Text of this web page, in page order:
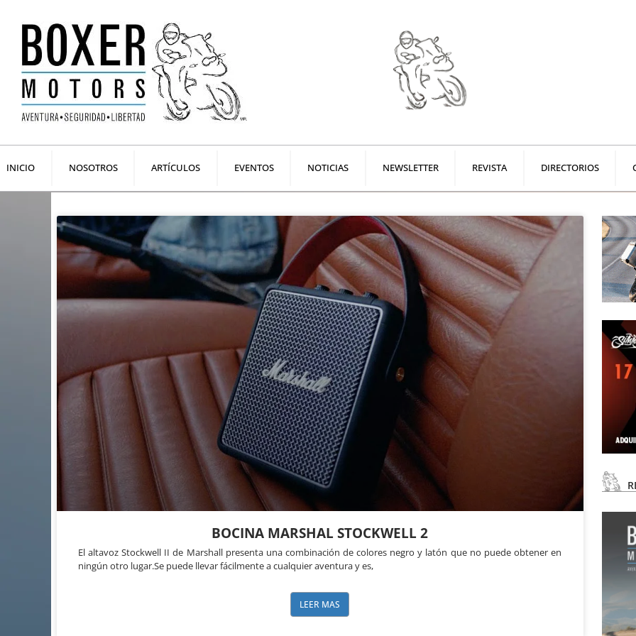
contenido
INICIO NOSOTROS ARTÍCULOS EVENTOS NOTICIAS NEWSLETTER REVISTA DIRECTORIOS
BOCINA MARSHAL STOCKWELL 2
El altavoz Stockwell II de Marshall presenta una combinación de colores negro y latón que no puede obtener en
ningún otro lugar.Se puede llevar fácilmente a cualquier aventura y es,
LEER MAS
Page PagePagePagePagePage